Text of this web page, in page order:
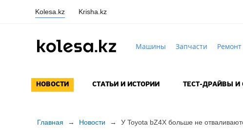
Kolesa.kz Krisha.kz
Машины Запчасти Ремонт
НОВОСТИ СТАТЬИ И ИСТОРИИ ТЕСТ-ДРАЙВЫ И
Главная → Новости → У Toyota bZ4X больше не